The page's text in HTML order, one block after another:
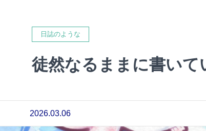
日誌のような
徒然なるままに書いて
2026.03.06